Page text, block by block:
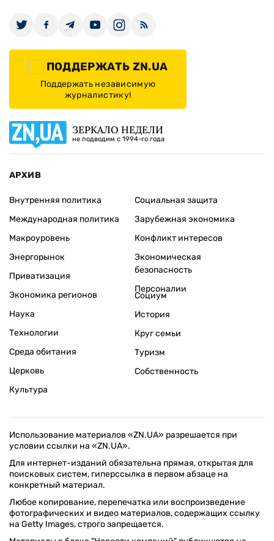
ПОДДЕРЖАТЬ ZN.UA
Поддержать независимую
журналистику!
ЗЕРКАЛО НЕДЕЛИ
не подводим с 1994-го года
АРХИВ
Внутренняя политика
Международная политика
Макроуровень
Энергорынок
Приватизация
Экономика регионов
Социальная защита
Зарубежная экономика
Конфликт интересов
Экономическая
безопасность
Персоналии
Наука
Технологии
Среда обитания
Церковь
Культура
Социум
История
Круг семьи
Туризм
Собственность
Использование материалов «ZN.UA» разрешается при
условии ссылки на «ZN.UA».
Для интернет-изданий обязательна прямая, открытая для
поисковых систем, гиперссылка в первом абзаце на
конкретный материал.
Любое копирование, перепечатка или воспроизведение
фотографических и видео материалов, содержащих ссылку
на Getty Images, строго запрещается.